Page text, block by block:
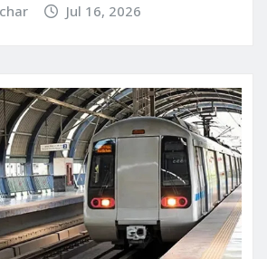
Jul 16, 2026